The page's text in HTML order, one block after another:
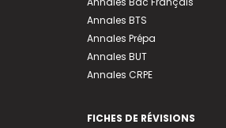
Annales BTS
Annales Prépa
Annales BUT
Annales CRPE
FICHES DE RÉVISIONS